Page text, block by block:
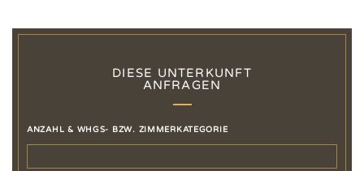
DIESE UNTERKUNFT
ANFRAGEN
ANZAHL & WHGS- BZW. ZIMMERKATEGORIE